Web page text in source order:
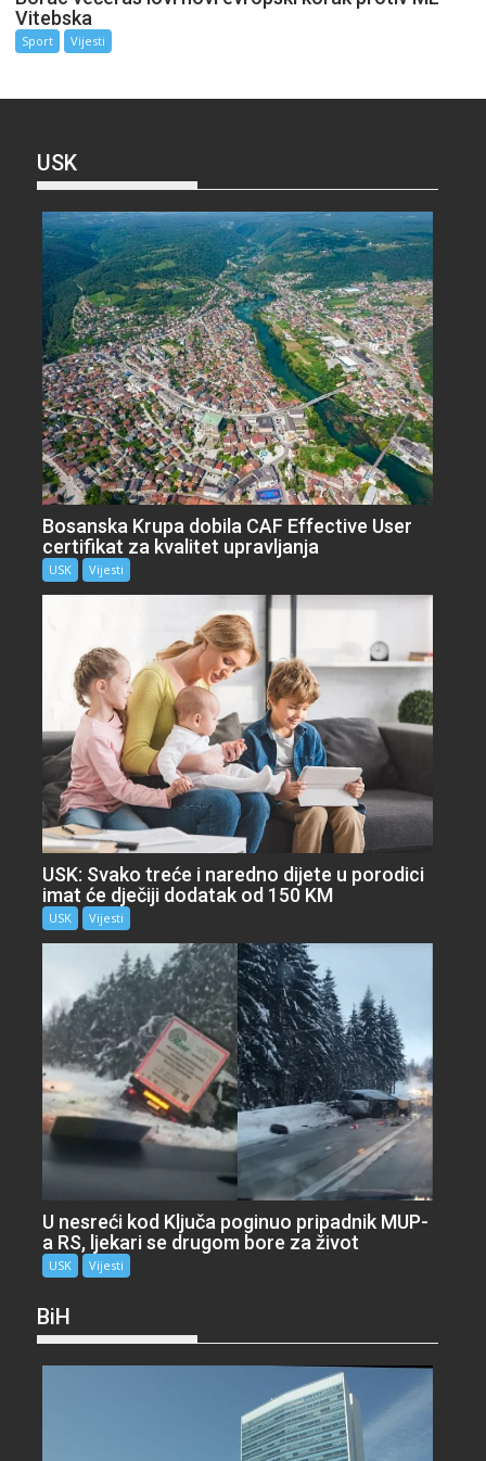
Vitebska
Sport Vijesti
USK
Bosanska Krupa dobila CAF Effective User
certifikat za kvalitet upravljanja
USK Vijesti
USK: Svako treće i naredno dijete u porodici
imat će dječiji dodatak od 150 KM
USK Vijesti
U nesreći kod Ključa poginuo pripadnik MUP-
a RS, ljekari se drugom bore za život
USK Vijesti
BiH